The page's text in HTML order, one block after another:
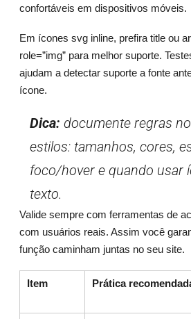
confortáveis em dispositivos móveis.
Em ícones svg inline, prefira title ou
role=”img” para melhor suporte.
ajudam a detectar suporte a fonte
ícone.
Dica: documente regras
estilos: tamanhos, cores,
foco/hover e quando usar
texto.
Valide sempre com ferramentas de
com usuários reais. Assim você
função caminham juntas no seu site.
Item Prática